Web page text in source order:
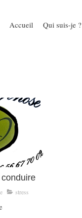
Accueil Qui suis-je ?
stress